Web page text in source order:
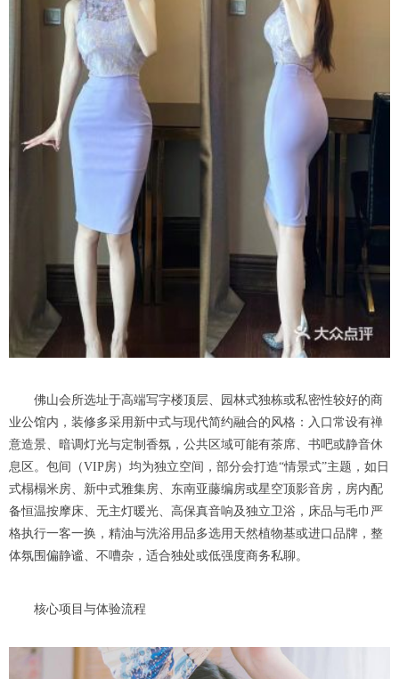
佛山会所选址于高端写字楼顶层、园林式独栋或私密性较好的商
业公馆内，装修多采用新中式与现代简约融合的风格：入口常设有禅
意造景、暗调灯光与定制香氛，公共区域可能有茶席、书吧或静音休
息区。包间（VIP房）均为独立空间，部分会打造“情景式”主题，如日
式榻榻米房、新中式雅集房、东南亚藤编房或星空顶影音房，房内配
备恒温按摩床、无主灯暖光、高保真音响及独立卫浴，床品与毛巾严
格执行一客一换，精油与洗浴用品多选用天然植物基或进口品牌，整
体氛围偏静谧、不嘈杂，适合独处或低强度商务私聊。
核心项目与体验流程